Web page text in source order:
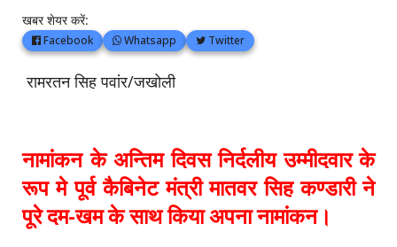
खबर शेयर करें:
Facebook Whatsapp Twitter
रामरतन सिह पवांर/जखोली
नामांकन के अन्तिम दिवस निर्दलीय उम्मीदवार के
रूप मे पूर्व कैबिनेट मंत्री मातवर सिह कण्डारी ने
पूरे दम-खम के साथ किया अपना नामांकन।